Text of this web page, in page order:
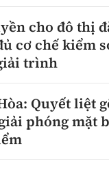
cho đô thị
cơ chế kiểm
trình
Quyết liệt
phóng mặt